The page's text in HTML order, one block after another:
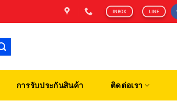
INBOX LINE
การรับประกันสินค้า ติดต่อเรา